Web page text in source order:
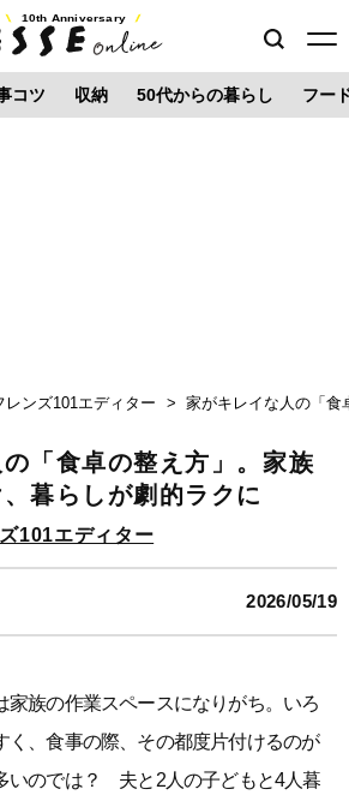
10th Anniversary
コツ 収納 50代からの暮らし フー
レンズ101エディター 家がキレイな人の「食
「食卓の整え方」。家族
暮らしが劇的ラクに
101エディター
2026/05/19
家族の作業スペースになりがち。いろ
く、食事の際、その都度片付けるのが
いのでは？ 夫と2人の子どもと4人暮